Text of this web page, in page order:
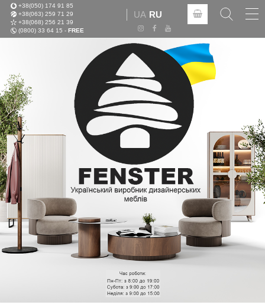
+38(050) 174 91 85
+38(063) 259 71 29
+38(068) 256 21 39
(0800) 33 64 15 - FREE
UA RU